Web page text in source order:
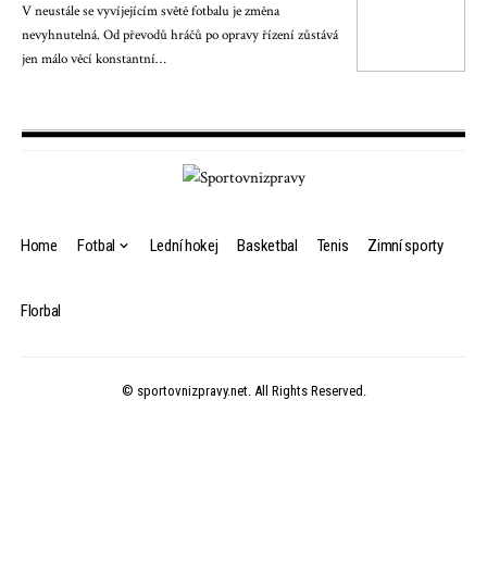
V neustále se vyvíjejícím světě fotbalu je změna
nevyhnutelná. Od převodů hráčů po opravy řízení zůstává
jen málo věcí konstantní…
Home Fotbal Lední hokej Basketbal Tenis Zimní sporty
Florbal
© sportovnizpravy.net. All Rights Reserved.